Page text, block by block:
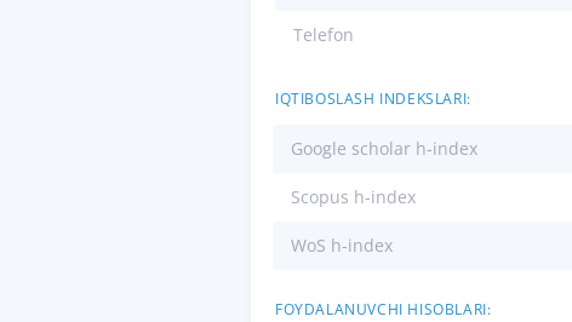
Telefon
IQTIBOSLASH INDEKSLARI:
Google scholar h-index
Scopus h-index
WoS h-index
FOYDALANUVCHI HISOBLARI: